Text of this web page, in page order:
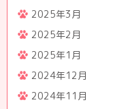
2025年3月
2025年2月
2025年1月
2024年12月
2024年11月